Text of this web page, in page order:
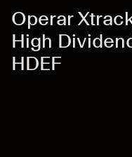
Operar
High
HDEF